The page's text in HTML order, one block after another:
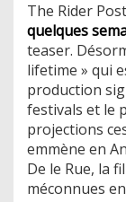
The Rider
quelques
teaser.
lifetime » qui
production
festivals et le
projections
emmène en
De le Rue, la
méconnues